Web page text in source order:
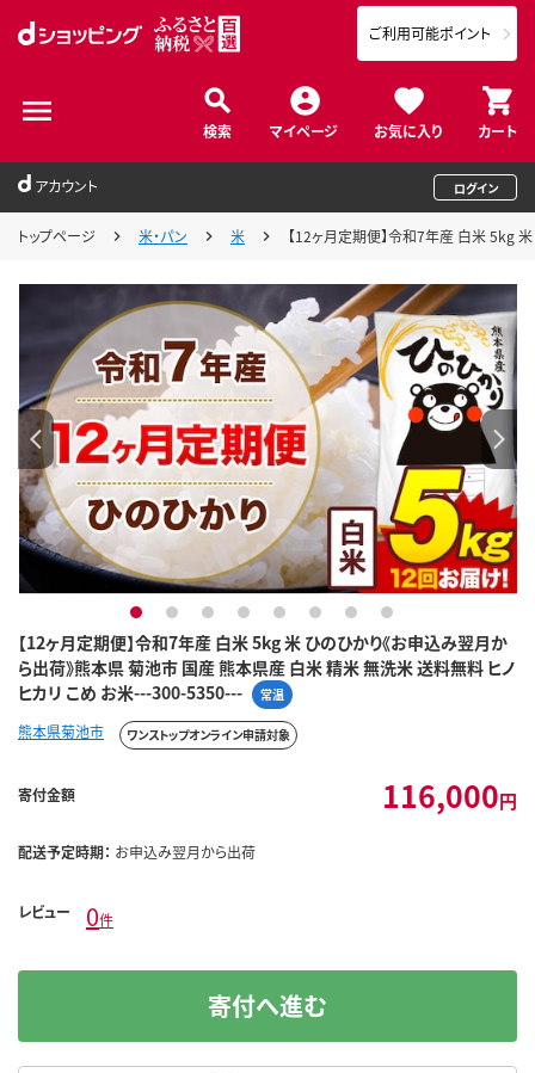
検索 マイページ お気に入り カート
ご利用可能ポイント
アカウント ログイン
トップページ 米・パン 米 【12ヶ月定期便】令和7年産 白米 5kg
【12ヶ月定期便】令和7年産 白米 5kg 米 ひのひかり《お申込み翌月か
ら出荷》熊本県 菊池市 国産 熊本県産 白米 精米 無洗米 送料無料 ヒノ
ヒカリ こめ お米---300-5350---
常温
1 2 3 4 5 6 7 8
熊本県菊池市 ワンストップオンライン申請対象
寄付金額 116,000円
配送予定時期： お申込み翌月から出荷
レビュー 0件
寄付へ進む